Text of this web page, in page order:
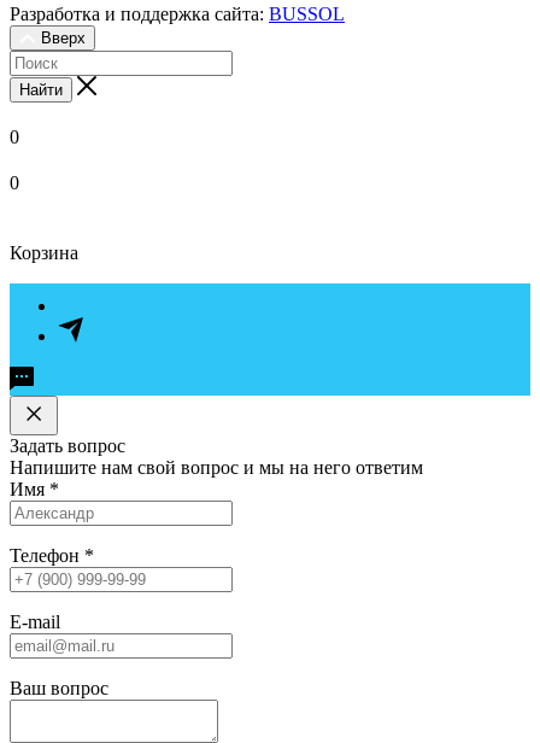
Разработка и поддержка сайта: BUSSOL
Вверх
Найти
0
0
Корзина
Задать вопрос
Напишите нам свой вопрос и мы на него ответим
Имя *
Телефон *
E-mail
Ваш вопрос